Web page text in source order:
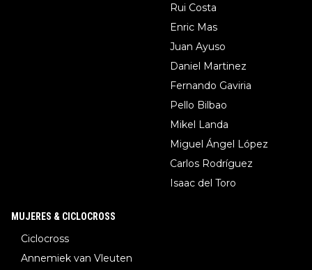
Rui Costa
Enric Mas
Juan Ayuso
Daniel Martinez
Fernando Gaviria
Pello Bilbao
Mikel Landa
Miguel Ángel López
Carlos Rodríguez
Isaac del Toro
MUJERES & CICLOCROSS
Ciclocross
Annemiek van Vleuten